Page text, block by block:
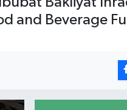
and Beverage